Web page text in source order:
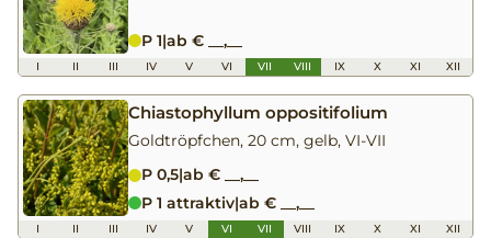
P 1|ab € __,__
I II III IV V VI VII VIII IX X XI XII
Chiastophyllum oppositifolium
Goldtröpfchen, 20 cm, gelb, VI-VII
P 0,5|ab € __,__
P 1 attraktiv|ab € __,__
I II III IV V VI VII VIII IX X XI XII